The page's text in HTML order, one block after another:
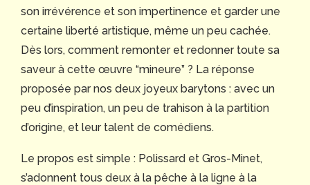
son irrévérence et son impertinence et garder une
certaine liberté artistique, même un peu cachée.
Dès lors, comment remonter et redonner toute sa
saveur à cette œuvre “mineure” ? La réponse
proposée par nos deux joyeux barytons : avec un
peu d’inspiration, un peu de trahison à la partition
d’origine, et leur talent de comédiens.
Le propos est simple : Polissard et Gros-Minet,
s’adonnent tous deux à la pêche à la ligne à la